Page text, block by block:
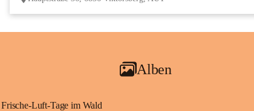
Alben
Frische-Luft-Tage im Wald